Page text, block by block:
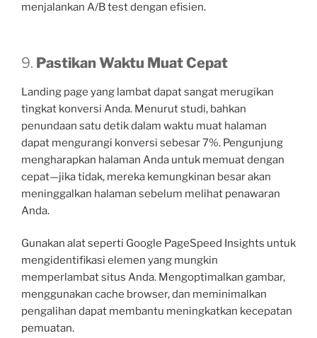
menjalankan A/B test dengan efisien.
9. Pastikan Waktu Muat Cepat
Landing page yang lambat dapat sangat merugikan
tingkat konversi Anda. Menurut studi, bahkan
penundaan satu detik dalam waktu muat halaman
dapat mengurangi konversi sebesar 7%. Pengunjung
mengharapkan halaman Anda untuk memuat dengan
cepat—jika tidak, mereka kemungkinan besar akan
meninggalkan halaman sebelum melihat penawaran
Anda.
Gunakan alat seperti Google PageSpeed Insights untuk
mengidentifikasi elemen yang mungkin
memperlambat situs Anda. Mengoptimalkan gambar,
menggunakan cache browser, dan meminimalkan
pengalihan dapat membantu meningkatkan kecepatan
pemuatan.